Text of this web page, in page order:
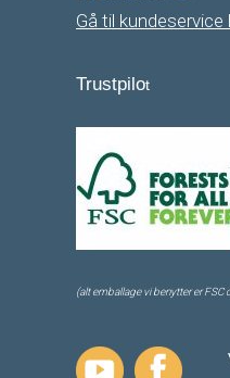
Gå til kundeservice
Trustpilot
(alt emballage vi benytter er FSC
Vi